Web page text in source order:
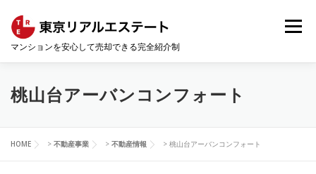
ツ
マンションを安心して売却できる完全紹介制
メニュー
HOME 会社概要 コンサルティング事業
不動産事業 マンションの売却・査定相場
桃山台アーバンコンフォート
HOME > 不動産事業 > 不動産情報 > 桃山台アーバンコンフォート